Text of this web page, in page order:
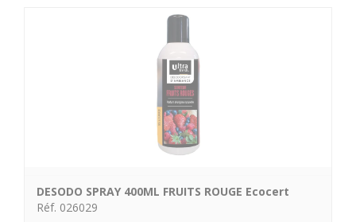
DESODO SPRAY 400ML FRUITS ROUGE Ecocert
Réf. 026029